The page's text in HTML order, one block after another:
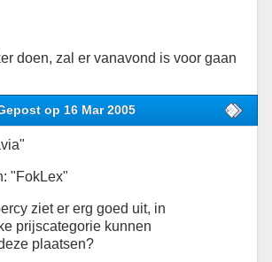
doen, zal er vanavond is voor gaan
op 16 Mar 2005
"FokLex"
ziet er erg goed uit, in
prijscategorie kunnen
plaatsen?